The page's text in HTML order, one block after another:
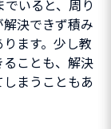
いると、周り
決できず積み
ます。少し教
ことも、解決
まうこともあ